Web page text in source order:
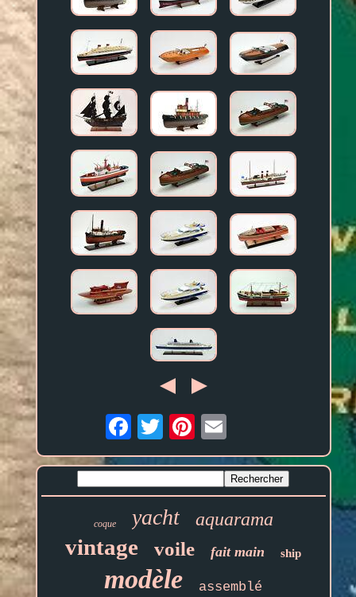
Email
coque yacht aquarama
vintage voile fait main ship
modèle assemblé